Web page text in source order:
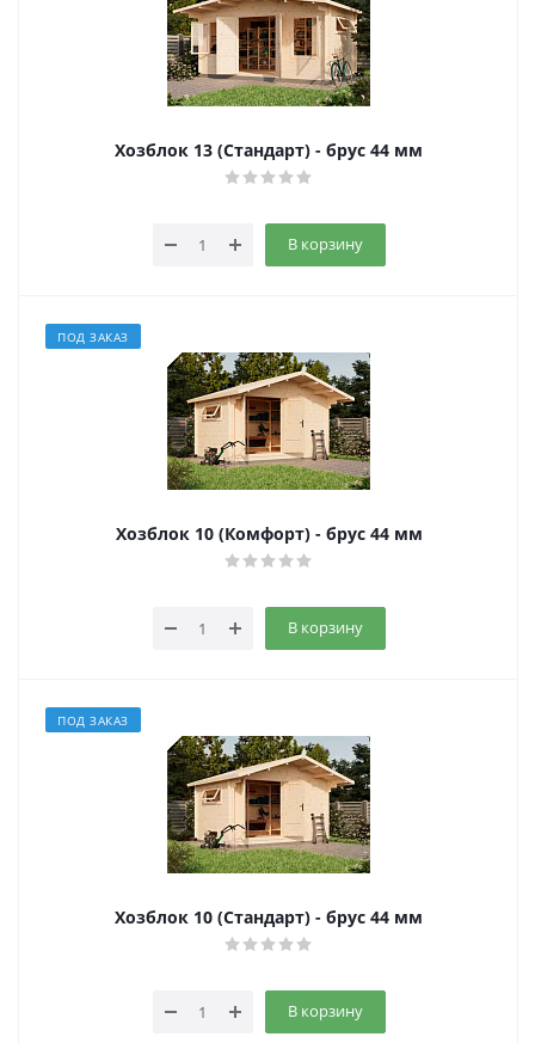
Хозблок 13 (Стандарт) - брус 44 мм
В корзину
ПОД ЗАКАЗ
Хозблок 10 (Комфорт) - брус 44 мм
В корзину
ПОД ЗАКАЗ
Хозблок 10 (Стандарт) - брус 44 мм
В корзину